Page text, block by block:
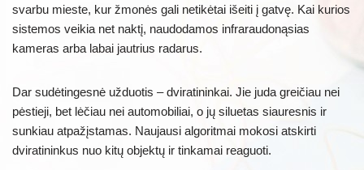
svarbu mieste, kur žmonės gali netikėtai išeiti į gatvę. Kai kurios
sistemos veikia net naktį, naudodamos infraraudonąsias
kameras arba labai jautrius radarus.
Dar sudėtingesnė užduotis – dviratininkai. Jie juda greičiau nei
pėstieji, bet lėčiau nei automobiliai, o jų siluetas siauresnis ir
sunkiau atpažįstamas. Naujausi algoritmai mokosi atskirti
dviratininkus nuo kitų objektų ir tinkamai reaguoti.